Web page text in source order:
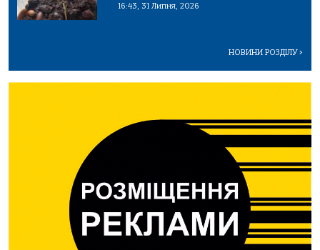
16:43, 31 Липня, 2026
НОВИНИ РОЗДІЛУ>